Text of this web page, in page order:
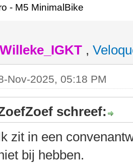
- M5 MinimalBike
Willeke_IGKT ,
Nov-2025, 05:18 PM
schreef:
zit in een
bij hebben.